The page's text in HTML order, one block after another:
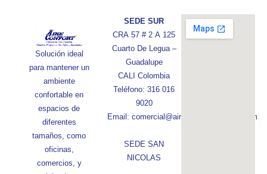
Solución ideal
para mantener un
ambiente
confortable en
espacios de
diferentes
tamaños, como
oficinas,
comercios, y
SEDE SUR
CRA 57 # 2 A 125
Cuarto De Legua –
Guadalupe
CALI Colombia
Teléfono: 316 016
9020
Email: comercial@aireconfortcolombia.com
SEDE SAN
NICOLAS